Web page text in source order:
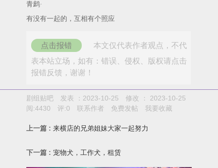
青鹧·
有没有一起的，互相有个照应
点击报错
本文仅代表作者观点，不代
表本站立场，如有：错误、侵权、版权请点击
报错反馈，谢谢！
剧组贴吧 发表 ：2023-10-25 修改 ：
2023-10-25
阅:4430 评:0 联系作者 免费发帖 我要收藏
上一篇 : 来横店的兄弟姐妹大家一起努力
下一篇 : 宠物犬，工作犬，租赁